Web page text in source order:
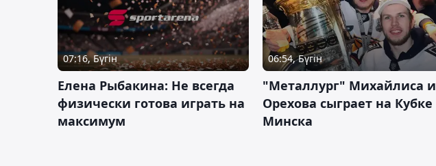
07:16, Бүгін
Елена Рыбакина: Не всегда
физически готова играть на
максимум
06:54, Бүгін
"Металлург" Михайлиса и
Орехова сыграет на Кубке
Минска